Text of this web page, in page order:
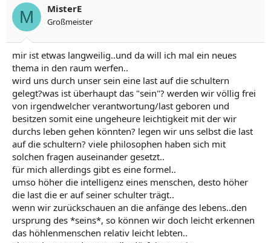
l
r
l
l
a
m
M MisterE
Großmeister
mir ist etwas langweilig..und da will ich mal ein neues
thema in den raum werfen..
wird uns durch unser sein eine last auf die schultern
gelegt?was ist überhaupt das "sein"? werden wir völlig frei
von irgendwelcher verantwortung/last geboren und
besitzen somit eine ungeheure leichtigkeit mit der wir
durchs leben gehen könnten? legen wir uns selbst die last
auf die schultern? viele philosophen haben sich mit
solchen fragen auseinander gesetzt..
für mich allerdings gibt es eine formel..
umso höher die intelligenz eines menschen, desto höher
die last die er auf seiner schulter trägt..
wenn wir zurückschauen an die anfänge des lebens..den
ursprung des *seins*, so können wir doch leicht erkennen
das höhlenmenschen relativ leicht lebten..